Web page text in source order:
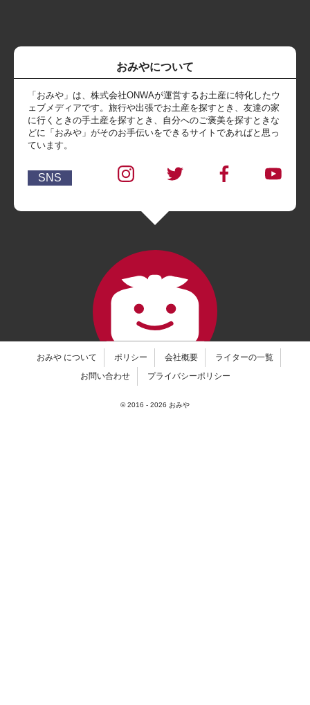
おみやについて
「おみや」は、株式会社ONWAが運営するお土産に特化したウ
ェブメディアです。旅行や出張でお土産を探すとき、友達の家
に行くときの手土産を探すとき、自分へのご褒美を探すときな
どに「おみや」がそのお手伝いをできるサイトであればと思っ
ています。
SNS
おみや について ポリシー 会社概要
ライターの一覧
お問い合わせ
プライバシーポリシー
© 2016 - 2026 おみや